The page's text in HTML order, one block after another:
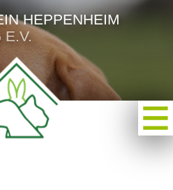
HEPPENHEIM
E.V.